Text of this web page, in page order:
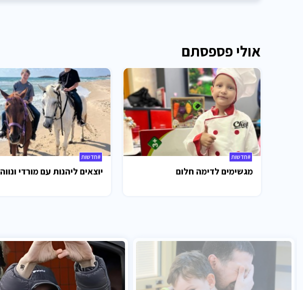
אולי פספסתם
#חדשות
מגשימים לדימה חלום
#חדשות
יוצאים ליהנות עם מורדי ונווה